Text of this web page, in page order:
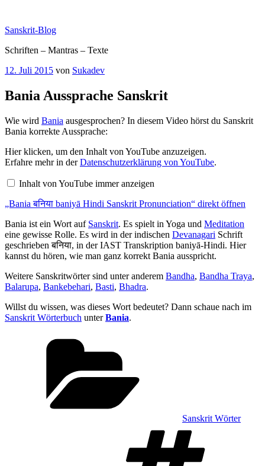
springen
Sanskrit-Blog
Schriften – Mantras – Texte
Veröffentlicht
12. Juli 2015 von Sukadev
Bania Aussprache Sanskrit
Wie wird Bania ausgesprochen? In diesem Video hörst du Sanskrit
Bania korrekte Aussprache:
„Bania
बनिया
Hindi
Sanskrit
von
anzeigen
Hier klicken, um den Inhalt von YouTube anzuzeigen.
Erfahre mehr in derDatenschutzerklärung von YouTube.
Inhalt von YouTube immer anzeigen
„Bania बनिया baniyā Hindi Sanskrit Pronunciation“ direkt öffnen
Bania ist ein Wort auf Sanskrit. Es spielt in Yoga und Meditation
eine gewisse Rolle. Es wird in der indischen Devanagari Schrift
geschrieben बनिया, in der IAST Transkription baniyā-Hindi. Hier
kannst du hören, wie man ganz korrekt Bania ausspricht.
Weitere Sanskritwörter sind unter anderem Bandha, Bandha Traya,
Balarupa, Bankebehari, Basti, Bhadra.
Willst du wissen, was dieses Wort bedeutet? Dann schaue nach im
Sanskrit Wörterbuch unterBania.
Sanskrit Wörter